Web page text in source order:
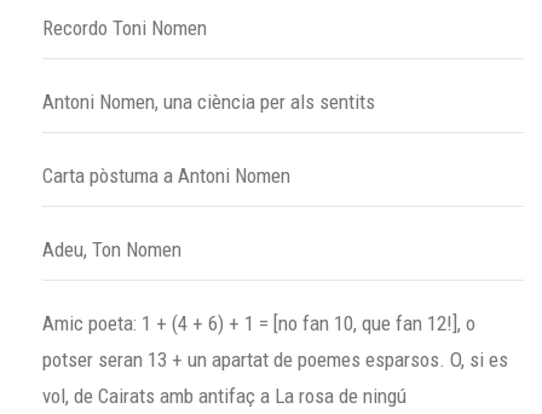
Recordo Toni Nomen
Antoni Nomen, una ciència per als sentits
Carta pòstuma a Antoni Nomen
Adeu, Ton Nomen
Amic poeta: 1 + (4 + 6) + 1 = [no fan 10, que fan 12!], o
potser seran 13 + un apartat de poemes esparsos. O, si es
vol, de Cairats amb antifaç a La rosa de ningú